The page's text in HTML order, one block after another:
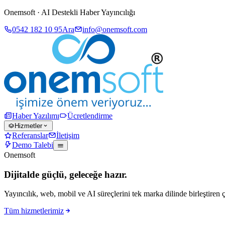
Onemsoft · AI Destekli Haber Yayıncılığı
0542 182 10 95Ara info@onemsoft.com
Haber Yazılımı Ücretlendirme
Hizmetler
Referanslar
İletişim
Demo Talebi
Onemsoft
Dijitalde güçlü, geleceğe hazır.
Yayıncılık, web, mobil ve AI süreçlerini tek marka dilinde birleştiren
Tüm hizmetlerimiz